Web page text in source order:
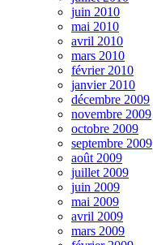
juin 2010
mai 2010
avril 2010
mars 2010
février 2010
janvier 2010
décembre 2009
novembre 2009
octobre 2009
septembre 2009
août 2009
juillet 2009
juin 2009
mai 2009
avril 2009
mars 2009